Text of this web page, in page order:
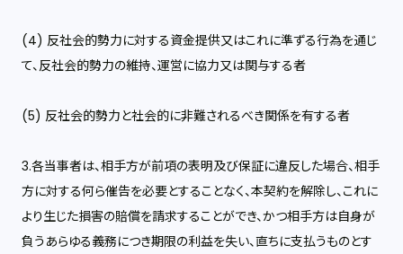
(4) 反社会的勢力に対する資金提供又はこれに準ずる行為を通じ
て、反社会的勢力の維持、運営に協力又は関与する者
(5) 反社会的勢力と社会的に非難されるべき関係を有する者
3.各当事者は、相手方が前項の表明及び保証に違反した場合、相手
方に対する何ら催告を必要とすることなく、本契約を解除し、これに
より生じた損害の賠償を請求することができ、かつ相手方は自身が
負うあらゆる義務につき期限の利益を失い、直ちに支払うものとす